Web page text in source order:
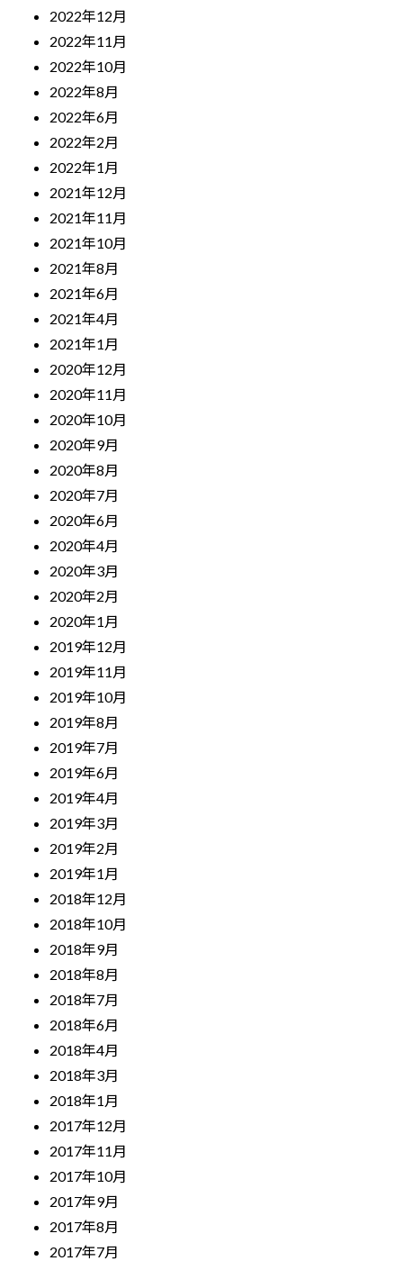
2022年12月
2022年11月
2022年10月
2022年8月
2022年6月
2022年2月
2022年1月
2021年12月
2021年11月
2021年10月
2021年8月
2021年6月
2021年4月
2021年1月
2020年12月
2020年11月
2020年10月
2020年9月
2020年8月
2020年7月
2020年6月
2020年4月
2020年3月
2020年2月
2020年1月
2019年12月
2019年11月
2019年10月
2019年8月
2019年7月
2019年6月
2019年4月
2019年3月
2019年2月
2019年1月
2018年12月
2018年10月
2018年9月
2018年8月
2018年7月
2018年6月
2018年4月
2018年3月
2018年1月
2017年12月
2017年11月
2017年10月
2017年9月
2017年8月
2017年7月